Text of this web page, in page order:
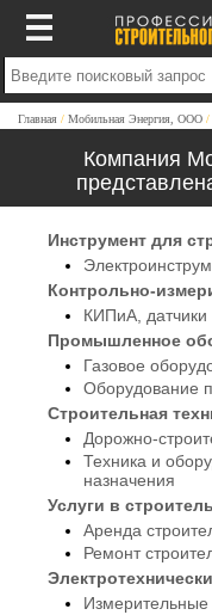
Главная Мобильная Энергия, ООО
Компания
Инструмент для
Контрольно-
КИПиА, датчики
Промышленное
Газовое
Оборудование
Строительная
Дорожно-
Техника и
назначения
Услуги в
Аренда
Ремонт